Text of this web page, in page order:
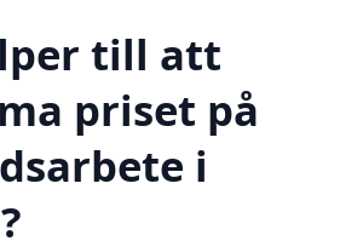
till att
priset på
i